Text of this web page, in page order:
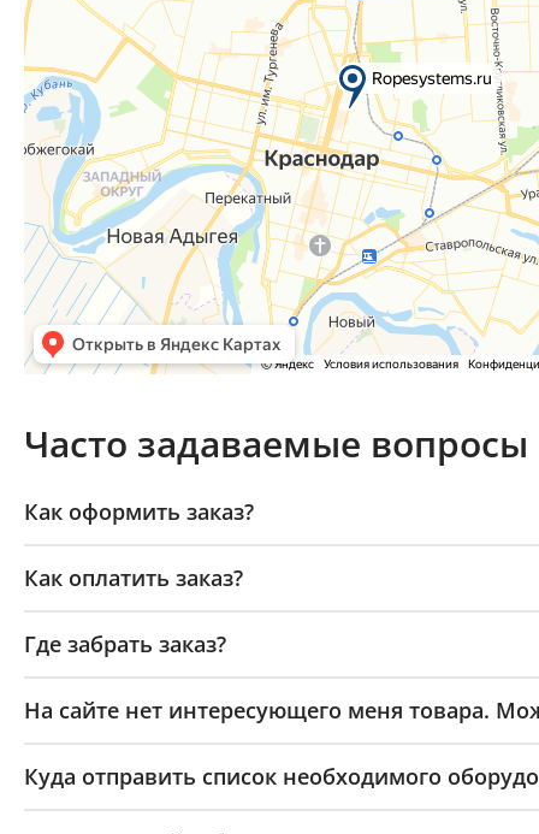
Часто задаваемые вопросы
Как оформить заказ?
Как оплатить заказ?
Где забрать заказ?
На сайте нет интересующего меня товара.
Куда отправить список необходимого